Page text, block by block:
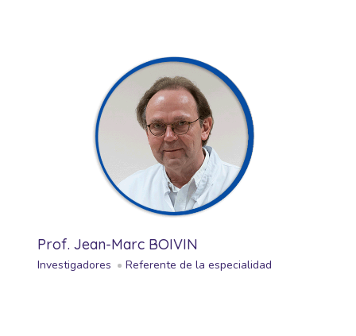
Prof. Jean-Marc BOIVIN
Investigadores Referente de la especialidad